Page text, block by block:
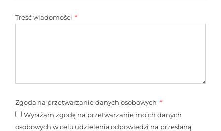
Treść wiadomości
Zgoda na przetwarzanie danych osobowych
Wyrażam zgodę na przetwarzanie moich danych
osobowych w celu udzielenia odpowiedzi na przesłaną